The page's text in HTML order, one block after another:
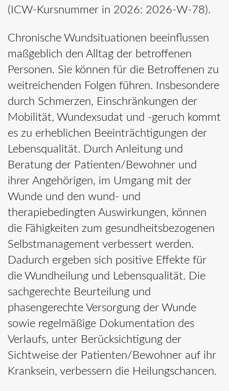
(ICW-Kursnummer in 2026: 2026-W-78).
Chronische Wundsituationen beeinflussen
maßgeblich den Alltag der betroffenen
Personen. Sie können für die Betroffenen zu
weitreichenden Folgen führen. Insbesondere
durch Schmerzen, Einschränkungen der
Mobilität, Wundexsudat und -geruch kommt
es zu erheblichen Beeinträchtigungen der
Lebensqualität. Durch Anleitung und
Beratung der Patienten/Bewohner und
ihrer Angehörigen, im Umgang mit der
Wunde und den wund- und
therapiebedingten Auswirkungen, können
die Fähigkeiten zum gesundheitsbezogenen
Selbstmanagement verbessert werden.
Dadurch ergeben sich positive Effekte für
die Wundheilung und Lebensqualität. Die
sachgerechte Beurteilung und
phasengerechte Versorgung der Wunde
sowie regelmäßige Dokumentation des
Verlaufs, unter Berücksichtigung der
Sichtweise der Patienten/Bewohner auf ihr
Kranksein, verbessern die Heilungschancen.